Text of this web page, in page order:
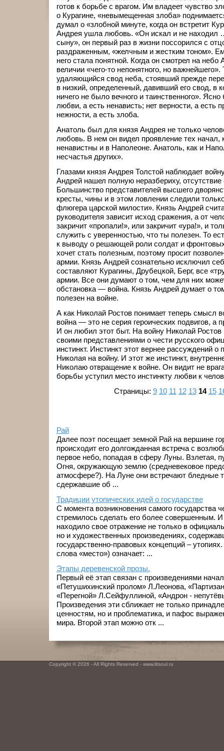
готов к борьбе с врагом. Им владеет чувство
о Курагине, «невымещенная злоба»
думал о «злобной минуте, когда он встретит
Андрея ушла любовь. «Он искал и не находил
сыну», он первый раз в жизни поссорился с
раздраженным, «желчным и жестким тоном».
него стала понятной. Когда он смотрел на
величии «чего-то непонятного, но
удаляющийся свод неба, стоявший прежде
в низкий, определенный, давивший его свод, в
ничего не было вечного и таинственного».
любви, а есть ненависть; нет верности, а есть
нежности, а есть злоба.
Анатоль был для князя Андрея не только
любовь. В нем он видел проявление тех
ненавистны и в Наполеоне. Анатоль, как и
несчастья других».
Глазами князя Андрея Толстой наблюдает
Андрей нашел полную неразбериху, отсутствие
Большинство представителей высшего
кресты, чины и в этом ловлении следили
флюгера царской милости». Князь Андрей
руководителя зависит исход сражения, а от
закричит «пропали!», или закричит «ура!», и
служить с уверенностью, что ты полезен. То
к выводу о решающей роли солдат и
хочет стать полезным, поэтому просит
армии. Князь Андрей сознательно исключил
составляют Курагины, Друбецкой, Берг, все
армии. Все они думают о том, чем для них
обстановка — война. Князь Андрей думает о
полезен на войне.
А как Николай Ростов понимает теперь смысл
война — это не серия героических подвигов, а
И он любил этот быт. На войну Николай Ростов
своими представлениями о чести русского
инстинкт. Инстинкт этот вернее рассуждений о
Николая на войну. И этот же инстинкт,
Николаю отвращение к войне. Он видит не
борьбы уступил место инстинкту любви к
Страницы: 9 10 11 12 13 14 15
Рай
Далее поэт посещает земной Рай на вершине
происходит его долгожданная встреча с
первое небо, попадая в сферу Луны. Взлетая,
Огня, окружающую землю (средневековое
атмосфере?). На Луне они встречают бледные
сдержавшие об ...
Традиции утопических идей о государстве
С момента возникновения самого государства
стремилось сделать его более совершенным.
находило свое отражение не только в
но и художественных произведениях,
государственно-правовых концепций – утопиях.
слова «место») означает: ...
Этапы деревенской прозы.
Первый её этап связан с произведениями
«Петушихинский пролом» Л.Леонова,
«Перегной» Л.Сейфуллиной, «Андрон -
Произведения эти сближает не только
ценностям, но и проблематика, и пафос
мира. Второй этап можно отк ...
Copyright © 2026 - All Rights Reserved - www.litsoul.ru